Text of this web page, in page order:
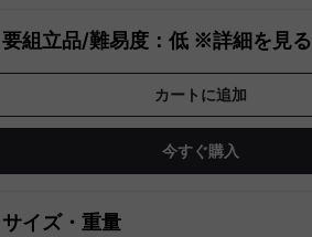
要組立品/難易度：低 ※詳細を見る
カートに追加
今すぐ購入
サイズ・重量